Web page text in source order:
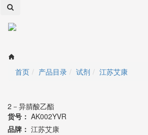
首页 产品目录 试剂 江苏艾康
2－异腈酸乙酯
货号： AK002YVR
品牌： 江苏艾康